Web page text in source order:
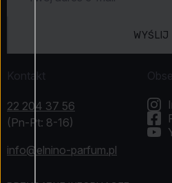
WYŚLIJ
Kontakt
22 204 37 56
(Pn-Pt: 8-16)
info@elnino-parfum.pl